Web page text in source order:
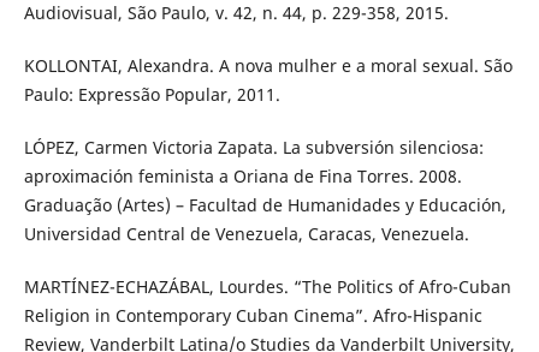
Audiovisual, São Paulo, v. 42, n. 44, p. 229-358, 2015.
KOLLONTAI, Alexandra. A nova mulher e a moral sexual. São
Paulo: Expressão Popular, 2011.
LÓPEZ, Carmen Victoria Zapata. La subversión silenciosa:
aproximación feminista a Oriana de Fina Torres. 2008.
Graduação (Artes) – Facultad de Humanidades y Educación,
Universidad Central de Venezuela, Caracas, Venezuela.
MARTÍNEZ-ECHAZÁBAL, Lourdes. “The Politics of Afro-Cuban
Religion in Contemporary Cuban Cinema”. Afro-Hispanic
Review, Vanderbilt Latina/o Studies da Vanderbilt University,